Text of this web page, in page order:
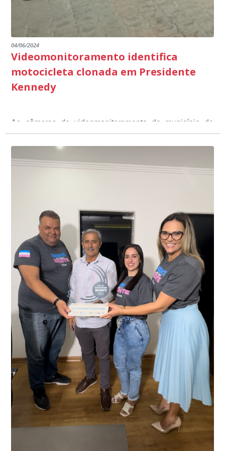
04/06/2024
Videomonitoramento identifica
motocicleta clonada em Presidente
Kennedy
As câmeras de videomonitoramento do município de
Presidente Kennedy identificaram neste fim de semana,
01 de junho, uma motocicleta com indícios de
adulteração, imediatamente, a central de
videomonitoramento acionou a Guarda Civil Municipal,
Durante a abordagem a adulteração foi comprovada,
através da conferência do Chassi, a motocicleta, bem
conta do sistema de videomonitoramento instalado
recentemente em todo o município de Presidente
Kennedy, o sistema é integrado com outros municípios
do país, sendo possível a identificação de veículos por
meio do cruzamento de informações, nesse caso
específico, com dados de uma cidade do Estado do Rio
de Janeiro.
“Mais de 100 câmeras foram instaladas na sede e no
interior de Presidente Kennedy, garantindo mais
segurança à população, seja nas ruas, no comércio, os
produtores agropecuários. Estamos no rumo certo,
parabéns a todos os servidores que contribuem para a
segurança da nossa cidade”, destaca o prefeito Dorlei
Fontão.